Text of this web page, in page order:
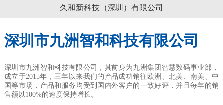
久和新科技（深圳）有限公司
深圳市九洲智和科技有限公司
深圳市九洲智和科技有限公司，其前身为九洲集团智慧数码事业部，
成立于2015年，三年以来我们的产品成功销往欧洲、北美、南美、中
国等市场，产品和服务均受到国内外客户的一致好评，并且每年的销
售额以100%的速度保持增长。